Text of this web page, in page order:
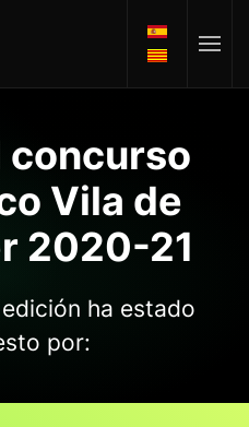
concurso
Vila de
2020-21
ha estado
por: